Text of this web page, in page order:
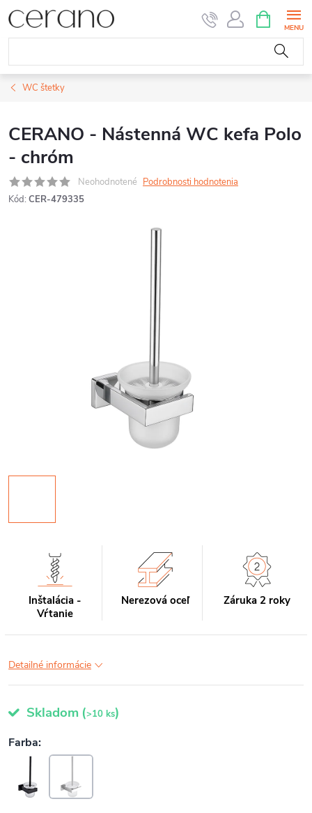
Prejsť
na
obsah
KOŠÍK
WC štetky
CERANO - Nástenná WC kefa Polo
- chróm
Neohodnotené Podrobnosti hodnotenia
Kód: CER-479335
Inštalácia -
Vŕtanie
Nerezová oceľ Záruka 2 roky
Detailné informácie
Skladom (>10 ks)